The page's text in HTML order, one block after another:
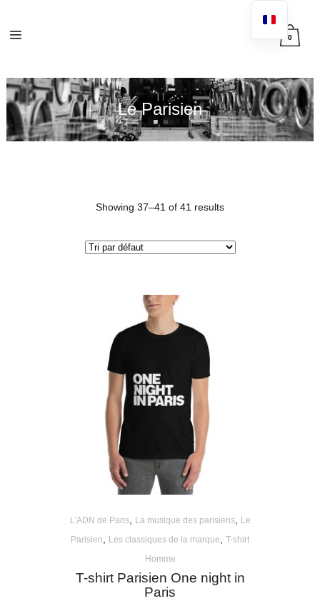
0
Le Parisien
Showing 37–41 of 41 results
L'ADN de Paris, La musique des parisiens,
Le
Parisien
Les classiques de la marque
T-shirt
Homme
T-shirt Parisien One night in
Paris